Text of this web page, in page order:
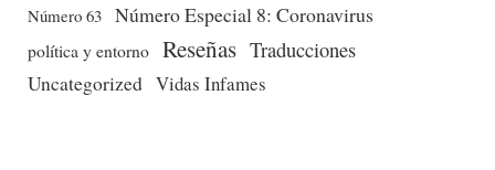
Número 63 Número Especial 8: Coronavirus
política y entorno Reseñas Traducciones
Uncategorized Vidas Infames